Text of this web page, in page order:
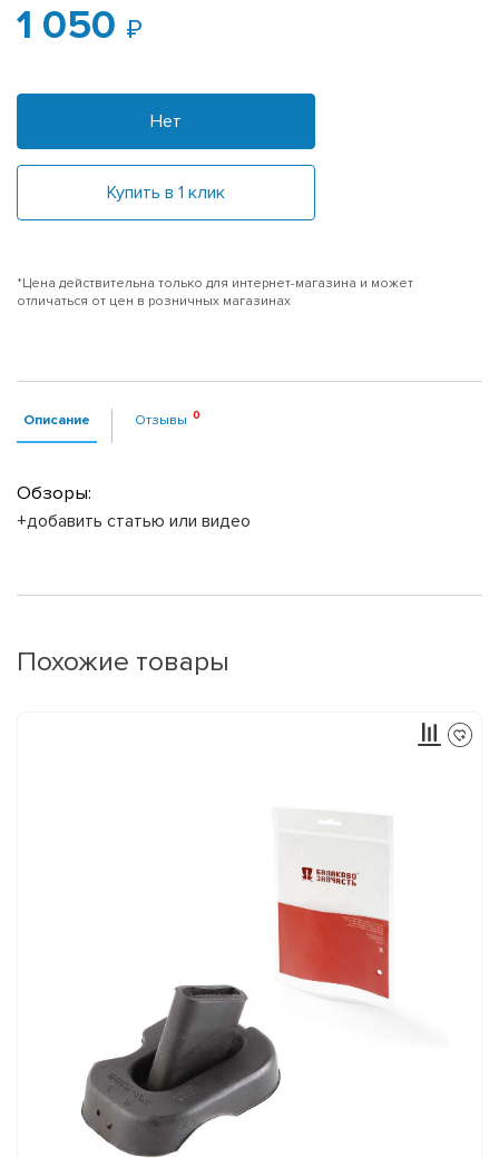
1 050
Нет
Купить в 1 клик
*Цена действительна только для интернет-магазина и может
отличаться от цен в розничных магазинах
Описание Отзывы
Обзоры:
+добавить статью или видео
Похожие товары